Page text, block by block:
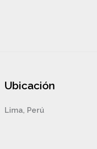
Ubicación
Lima, Perú